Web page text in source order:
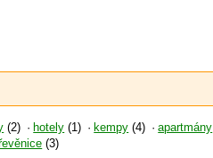
(2) hotely (1) kempy (4) apartmány
(3)